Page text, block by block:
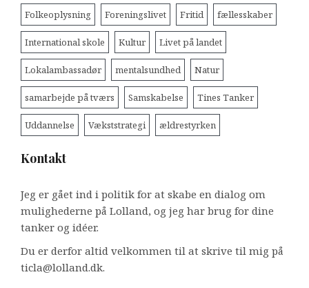
Folkeoplysning Foreningslivet Fritid fællesskaber
International skole Kultur Livet på landet
Lokalambassadør mentalsundhed Natur
samarbejde på tværs Samskabelse Tines Tanker
Uddannelse Vækststrategi ældrestyrken
Kontakt
Jeg er gået ind i politik for at skabe en dialog om
mulighederne på Lolland, og jeg har brug for dine
tanker og idéer.
Du er derfor altid velkommen til at skrive til mig på
ticla@lolland.dk.